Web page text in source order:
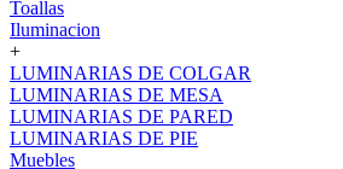
Toallas
Iluminacion
+
LUMINARIAS DE COLGAR
LUMINARIAS DE MESA
LUMINARIAS DE PARED
LUMINARIAS DE PIE
Muebles